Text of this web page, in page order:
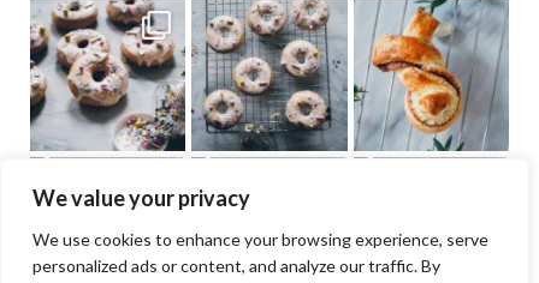
We value your privacy
We use cookies to enhance your browsing experience, serve
personalized ads or content, and analyze our traffic. By